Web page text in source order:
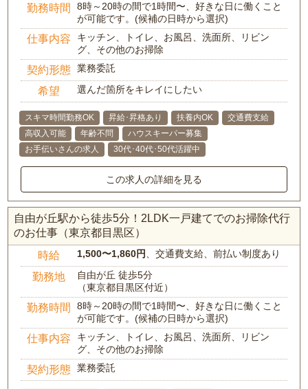
勤務時間
8時～20時の間で1時間〜、好きな日に働くこと
が可能です。(候補の日時から選択)
仕事内容
キッチン、トイレ、お風呂、洗面所、リビン
グ、その他のお掃除
契約形態 業務委託
希望 選んだ箇所をキレイにしたい
スキマ時間勤務OK 昇給･昇格あり 扶養内OK
交通費支給
高収入可能
年齢不問
ハウスキーパー募集
お手伝いさんの求人
30代･40代･50代活躍中
この求人の詳細を見る
自由が丘駅から徒歩5分！2LDK一戸建てでのお掃除代行
のお仕事（東京都目黒区）
時給 1,500〜1,860円、交通費支給、前払い制度あり
勤務地
自由が丘 徒歩5分
（東京都目黒区付近）
勤務時間
8時～20時の間で1時間〜、好きな日に働くこと
が可能です。(候補の日時から選択)
仕事内容
キッチン、トイレ、お風呂、洗面所、リビン
グ、その他のお掃除
契約形態 業務委託